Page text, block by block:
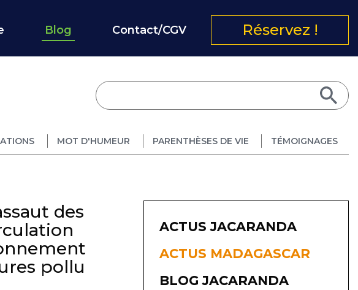
Blog Contact/CGV Réservez !
MOT D'HUMEUR PARENTHÈSES DE VIE TÉMOIGNAGES
des
pollu
ACTUS JACARANDA
ACTUS MADAGASCAR
BLOG JACARANDA